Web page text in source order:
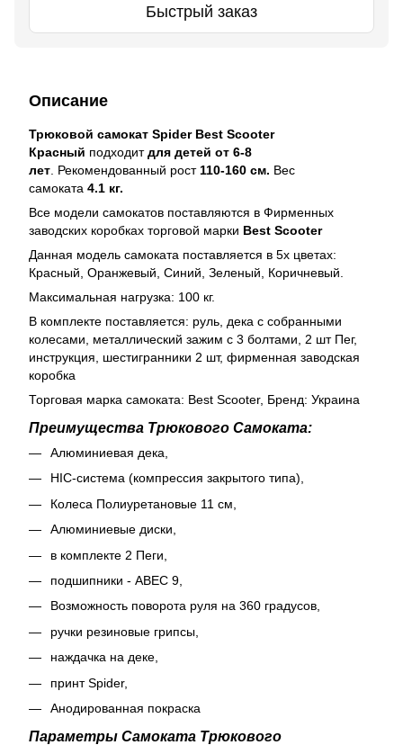
Быстрый заказ
Описание
Трюковой самокат Spider Best Scooter
Красный подходитдля детей от 6-8
лет . Рекомендованный рост 110-160 см. Вес
самоката 4.1 кг.
Все модели самокатов поставляются в Фирменных
заводских коробках торговой марки Best Scooter
Данная модель самоката поставляется в 5х цветах:
Красный, Оранжевый, Синий, Зеленый, Коричневый.
Максимальная нагрузка: 100 кг.
В комплекте поставляется: руль, дека с собранными
колесами, металлический зажим с 3 болтами, 2 шт Пег,
инструкция, шестигранники 2 шт, фирменная заводская
коробка
Торговая марка самоката: Best Scooter, Бренд: Украина
Преимущества Трюкового Самоката:
Алюминиевая дека,
HIC-система (компрессия закрытого типа),
Колеса Полиуретановые 11 см,
Алюминиевые диски,
в комплекте 2 Пеги,
подшипники - ABEC 9,
Возможность поворота руля на 360 градусов,
ручки резиновые грипсы,
наждачка на деке,
принт Spider,
Анодированная покраска
Параметры Самоката Трюкового